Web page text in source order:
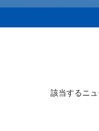
該当するニ